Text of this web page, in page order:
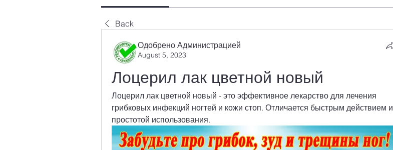
Back
Одобрено Администрацией
August 5, 2023
Лоцерил лак цветной новый
Лоцерил лак цветной новый - это эффективное лекарство для лечения
грибковых инфекций ногтей и кожи стоп. Отличается быстрым действием и
простотой использования.